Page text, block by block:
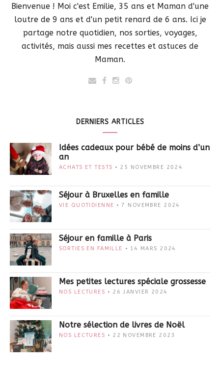
Bienvenue ! Moi c'est Emilie, 35 ans et Maman d'une
loutre de 9 ans et d'un petit renard de 6 ans. Ici je
partage notre quotidien, nos sorties, voyages,
activités, mais aussi mes recettes et astuces de
Maman.
DERNIERS ARTICLES
Idées cadeaux pour bébé de moins d’un
an
ACHATS ET TESTS 25 NOVEMBRE 2024
Séjour à Bruxelles en famille
VIE QUOTIDIENNE 7 NOVEMBRE 2024
Séjour en famille à Paris
SORTIES EN FAMILLE 14 MARS 2024
Mes petites lectures spéciale grossesse
NOS LECTURES 26 JANVIER 2024
Notre sélection de livres de Noël
NOS LECTURES 22 NOVEMBRE 2023